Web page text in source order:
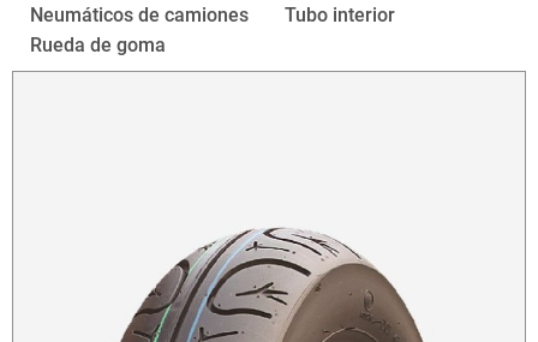
Neumáticos de camiones
Tubo interior
Rueda de goma